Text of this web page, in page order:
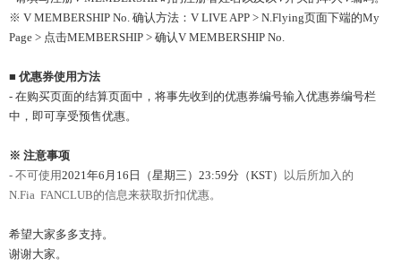
※ V MEMBERSHIP No. 确认方法：V LIVE APP > N.Flying页面下端的My
Page > 点击MEMBERSHIP > 确认V MEMBERSHIP No.
■ 优惠券使用方法
- 在购买页面的结算页面中，将事先收到的优惠券编号输入优惠券编号栏
中，即可享受预售优惠。
※ 注意事项
- 不可使用2021年6月16日（星期三）23:59分（KST）
以后所加入的
N.Fia FANCLUB的信息来获取折扣优惠。
希望大家多多支持。
谢谢大家。